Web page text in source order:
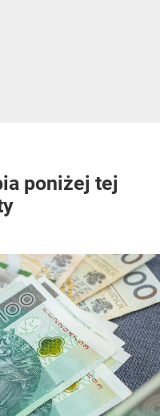
poniżej tej